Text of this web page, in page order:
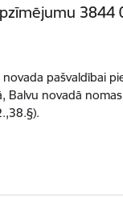
3844
pašvaldībai
novadā